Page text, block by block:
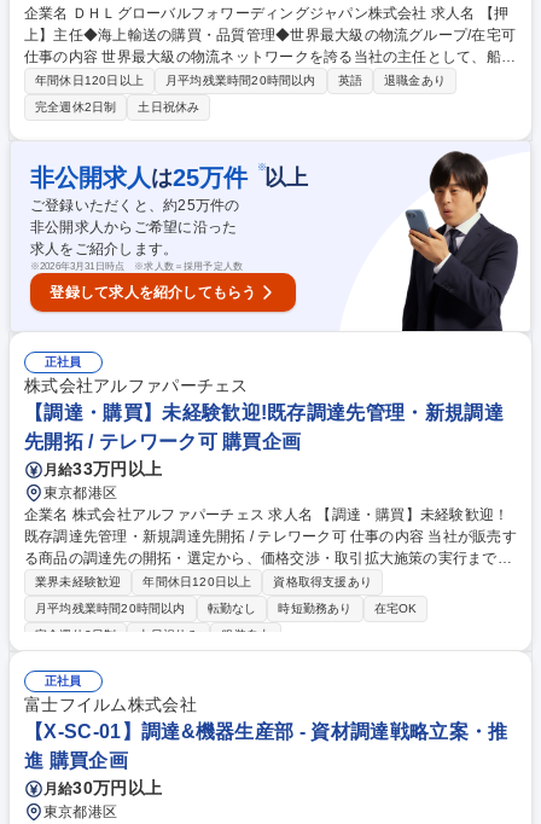
企業名 ＤＨＬグローバルフォワーディングジャパン株式会社 求人名 【押
上】主任◆海上輸送の購買・品質管理◆世界最大級の物流グループ/在宅可
仕事の内容 世界最大級の物流ネットワークを誇る当社の主任として、船会
社・国内協力会社等からの購買と品質管理をお任せします。市場の需給予
測から戦略策定、価格設定まで、ビジネスの根幹に関わる重要なポジショ
ンです。 【詳細】 ■コンテナ貸切や混載輸送における戦略策定、顧客から
の見積依頼対応 ■マーケット需給予測、分析による販売価格設定 ■船会社
や協力会社に対する輸送価格や積載スペースの交渉・調整・提案 ■船会社
や協力会社との関係構築、新規契約、評価、定例会議などの管理業務 ■新
規・既存顧客への同行訪問、入札・見積もり支援等 募集職種 【押上】主
任◆海上輸送の購買・品質管理◆世界最大級の物流グループ/在宅可
年間休日120日以上 月平均残業時間20時間以内 英語
退職金あり
完全週休2日制
土日祝休み
非公開求人 は25万件 ※以上
ご登録いただくと、約25万件の
非公開求人からご希望に沿った
求人をご紹介します。
※2026年3月31日時点 ※求人数＝採用予定人数
登録して求人を紹介してもらう
正社員
株式会社アルファパーチェス
【調達・購買】未経験歓迎!既存調達先管理・新規調達
先開拓 / テレワーク可 購買企画
月給33万円以上
東京都港区
企業名 株式会社アルファパーチェス 求人名 【調達・購買】未経験歓迎！
既存調達先管理・新規調達先開拓 / テレワーク可 仕事の内容 当社が販売す
る商品の調達先の開拓・選定から、価格交渉・取引拡大施策の実行まで幅
広く担当いただきます。扱う商材は物品に加え、今後はレンタルサービス
や在庫管理システムなどの無形商材にも拡大予定です。 多様な商品に関わ
りながら、新たなビジネスをつくっていくおもしろさがあります。 【業務
ーション（価格交渉・取引条件調整・定例会議） ■販売品目や調達先の数
値管理・分析業務 ■調達先との取引拡大施策立案と実行 ■商品販売・新規
サービス立上げ時の運用構築 募集職種 【調達・購買】未経験歓迎！既存
調達先管理・新規調達先開拓 / テレワーク可
業界未経験歓迎 年間休日120日以上
資格取得支援あり
月平均残業時間20時間以内
転勤なし 時短勤務あり
在宅OK
完全週休2日制
土日祝休み 服装自由
正社員
富士フイルム株式会社
【X-SC-01】調達&機器生産部 - 資材調達戦略立案・推
進 購買企画
月給30万円以上
東京都港区